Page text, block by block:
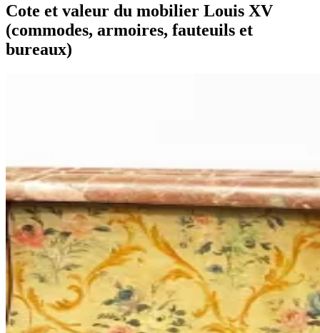
Cote et valeur du mobilier Louis XV
(commodes, armoires, fauteuils et
bureaux)